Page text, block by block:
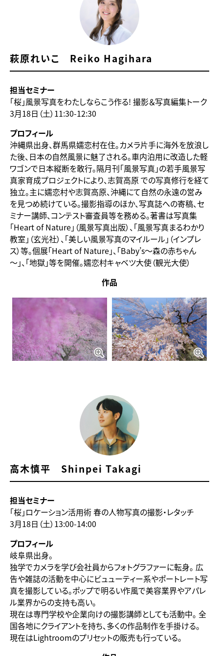
萩原れいこ Reiko Hagihara
担当セミナー
「桜」風景写真をわたしならこう作る! 撮影＆写真編集トーク
3月18日（土）11:30-12:30
プロフィール
沖縄県出身、群馬県嬬恋村在住。カメラ片手に海外を放浪し
た後、日本の自然風景に魅了される。車内泊用に改造した軽
ワゴンで日本縦断を敢行。隔月刊「風景写真」の若手風景写
真家育成プロジェクトにより、志賀高原 での写真修行を経て
独立。主に嬬恋村や志賀高原、沖縄にて自然の永遠の営み
を見つめ続けている。撮影指導のほか、写真誌への寄稿、セ
ミナー講師、コンテスト審査員等を務める。著書は写真集
「Heart of Nature」（風景写真出版）、「風景写真まるわかり
教室」（玄光社）、「美しい風景写真のマイルール」（インプレ
ス）等。個展「Heart of Nature」、「Baby’s～森の赤ちゃん
～」、「地獄」等を開催。嬬恋村キャベツ大使（観光大使）
作品
高木慎平 Shinpei Takagi
担当セミナー
「桜」ロケーション活用術 春の人物写真の撮影・レタッチ
3月18日（土）13:00-14:00
プロフィール
岐阜県出身。
独学でカメラを学び会社員からフォトグラファーに転身。 広
告や雑誌の活動を中心にビュューティー系やポートレート写
真を撮影している。ポップで明るい作風で美容業界やアパレ
ル業界からの支持も高い。
現在は専門学校や企業向けの撮影講師としても活動中。 全
国各地にクライアントを持ち、多くの作品制作を手掛ける。
現在はLightroomのプリセットの販売も行っている。